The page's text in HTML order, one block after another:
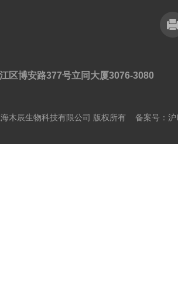
江区博安路377号立同大厦3076-3080
木辰生物科技有限公司 版权所有 备案号：